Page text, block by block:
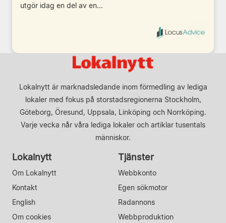
utgör idag en del av en...
Lokalnytt är marknadsledande inom förmedling av lediga
lokaler med fokus på storstadsregionerna Stockholm,
Göteborg, Öresund, Uppsala, Linköping och Norrköping.
Varje vecka når våra lediga lokaler och artiklar tusentals
människor.
Lokalnytt
Om Lokalnytt
Kontakt
English
Om cookies
Tjänster
Webbkonto
Egen sökmotor
Radannons
Webbproduktion